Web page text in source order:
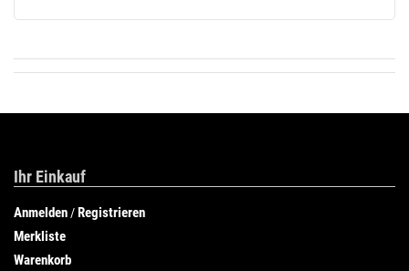
Ihr Einkauf
Anmelden /Registrieren
Merkliste
Warenkorb